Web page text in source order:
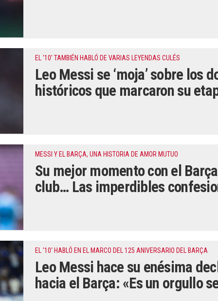
EL '10' TAMBIÉN HABLÓ DE VARIAS LEYENDAS CULÉS
Leo Messi se ‘moja’ sobre los
históricos que marcaron su
MESSI Y EL BARÇA, UNA HISTORIA DE AMOR MUTUO
Su mejor momento con el
club… Las imperdibles
EL '10' HABLÓ EN EL MARCO DEL 125 ANIVERSARIO DEL BARÇA
Leo Messi hace su enésima
hacia el Barça: «Es un orgullo